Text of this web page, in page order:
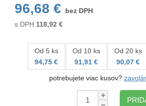
96,68 €
bez DPH
s DPH 118,92 €
Od 5 ks
94,75 €
Od 10 ks
91,91 €
Od 20 ks
90,07 €
potrebujete viac kusov?
Množstvo: